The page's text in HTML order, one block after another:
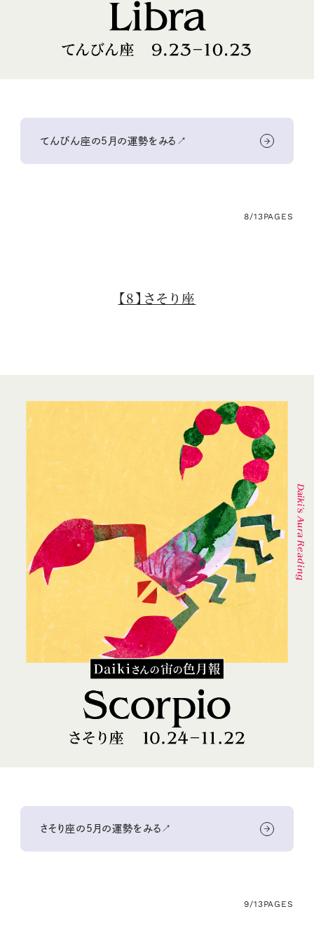
てんびん座の5月の運勢をみる↗
8/13PAGES
【8】さそり座
さそり座の5月の運勢をみる↗
9/13PAGES